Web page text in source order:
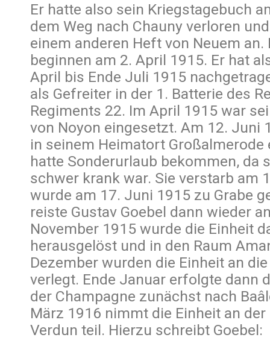
Er hatte also sein Kriegstagebuch
dem Weg nach Chauny verloren
einem anderen Heft von Neuem an.
beginnen am 2. April 1915. Er hat
April bis Ende Juli 1915
als Gefreiter in der 1. Batterie des
Regiments 22. Im April 1915 war
von Noyon eingesetzt. Am 12. Juni
in seinem Heimatort
hatte Sonderurlaub bekommen, da
schwer krank war. Sie verstarb am
wurde am 17. Juni 1915 zu Grabe
reiste Gustav Goebel dann wieder
November 1915 wurde die Einheit
herausgelöst und in den Raum
Dezember wurden die Einheit an
verlegt. Ende Januar erfolgte dann
der Champagne zunächst nach
März 1916 nimmt die Einheit an
Verdun teil. Hierzu schreibt Goebel: